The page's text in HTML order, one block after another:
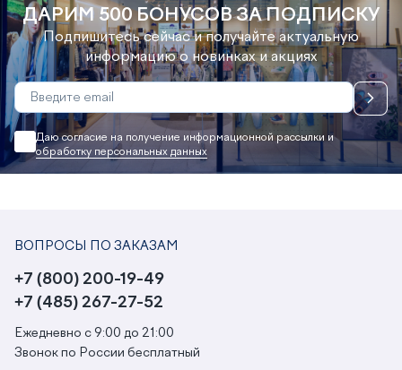
ДАРИМ 500 БОНУСОВ ЗА ПОДПИСКУ
Подпишитесь сейчас и получайте актуальную
информацию о новинках и акциях
Даю согласие на получение информационной рассылки и
обработку персональных данных
ВОПРОСЫ ПО ЗАКАЗАМ
+7 (800) 200-19-49
+7 (485) 267-27-52
Ежедневно с 9:00 до 21:00
Звонок по России бесплатный